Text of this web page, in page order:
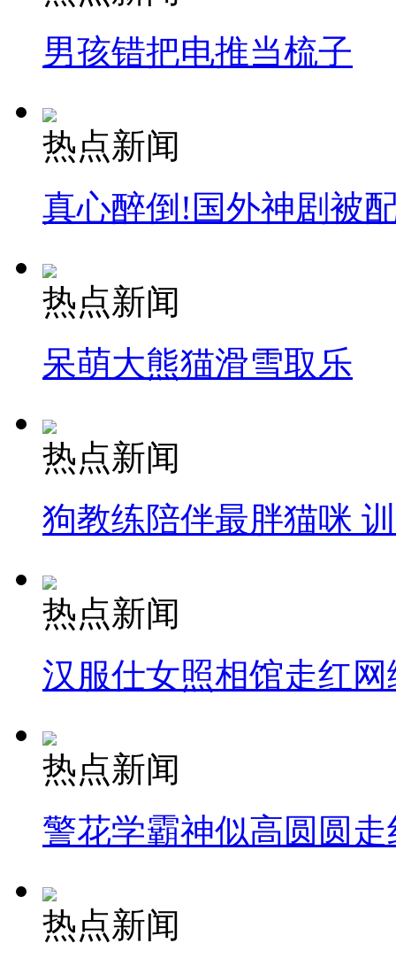
男孩错把电推当梳子
热点新闻
真心醉倒!国外神剧被
热点新闻
呆萌大熊猫滑雪取乐
热点新闻
狗教练陪伴最胖猫咪
热点新闻
汉服仕女照相馆走红网
热点新闻
警花学霸神似高圆圆走
热点新闻